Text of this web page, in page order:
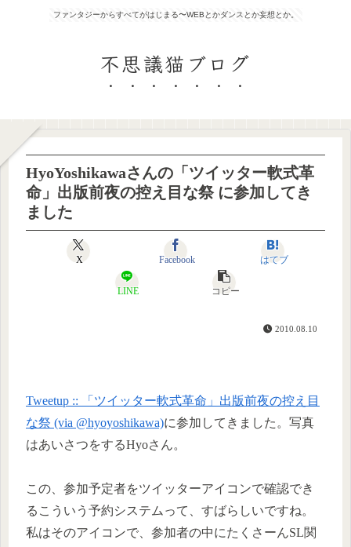
ファンタジーからすべてがはじまる〜WEBとかダンスとか妄想とか。
不思議猫ブログ
HyoYoshikawaさんの「ツイッター軟式革
命」出版前夜の控え目な祭 に参加してき
ました
X Facebook はてブ
LINE コピー
2010.08.10
Tweetup :: 「ツイッター軟式革命」出版前夜の控え目
な祭 (via @hyoyoshikawa)に参加してきました。写真
はあいさつをするHyoさん。
この、参加予定者をツイッターアイコンで確認でき
るこういう予約システムって、すばらしいですね。
私はそのアイコンで、参加者の中にたくさーんSL関